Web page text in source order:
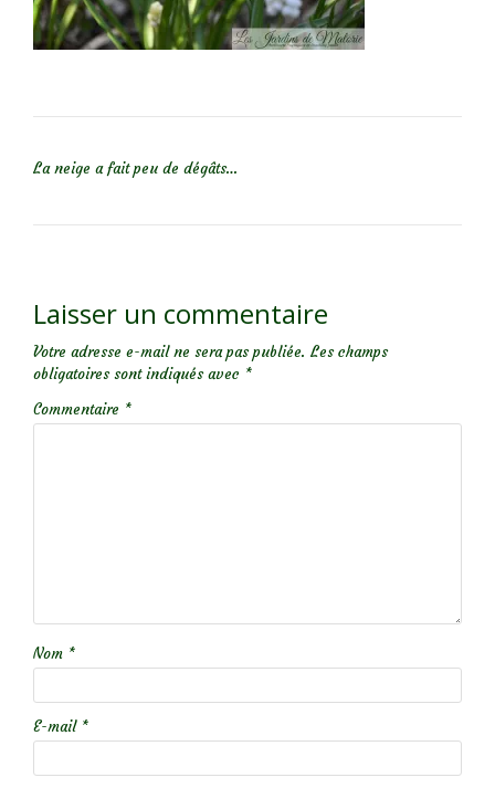
La neige a fait peu de dégâts…
Laisser un commentaire
Votre adresse e-mail ne sera pas publiée. Les champs
obligatoires sont indiqués avec *
Commentaire *
Nom *
E-mail *